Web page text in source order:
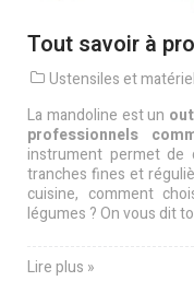
Tout savoir à
Ustensiles et
La mandoline est un
professionnels
instrument permet
tranches fines et
cuisine, comment
légumes ? On vous dit
Lire plus »